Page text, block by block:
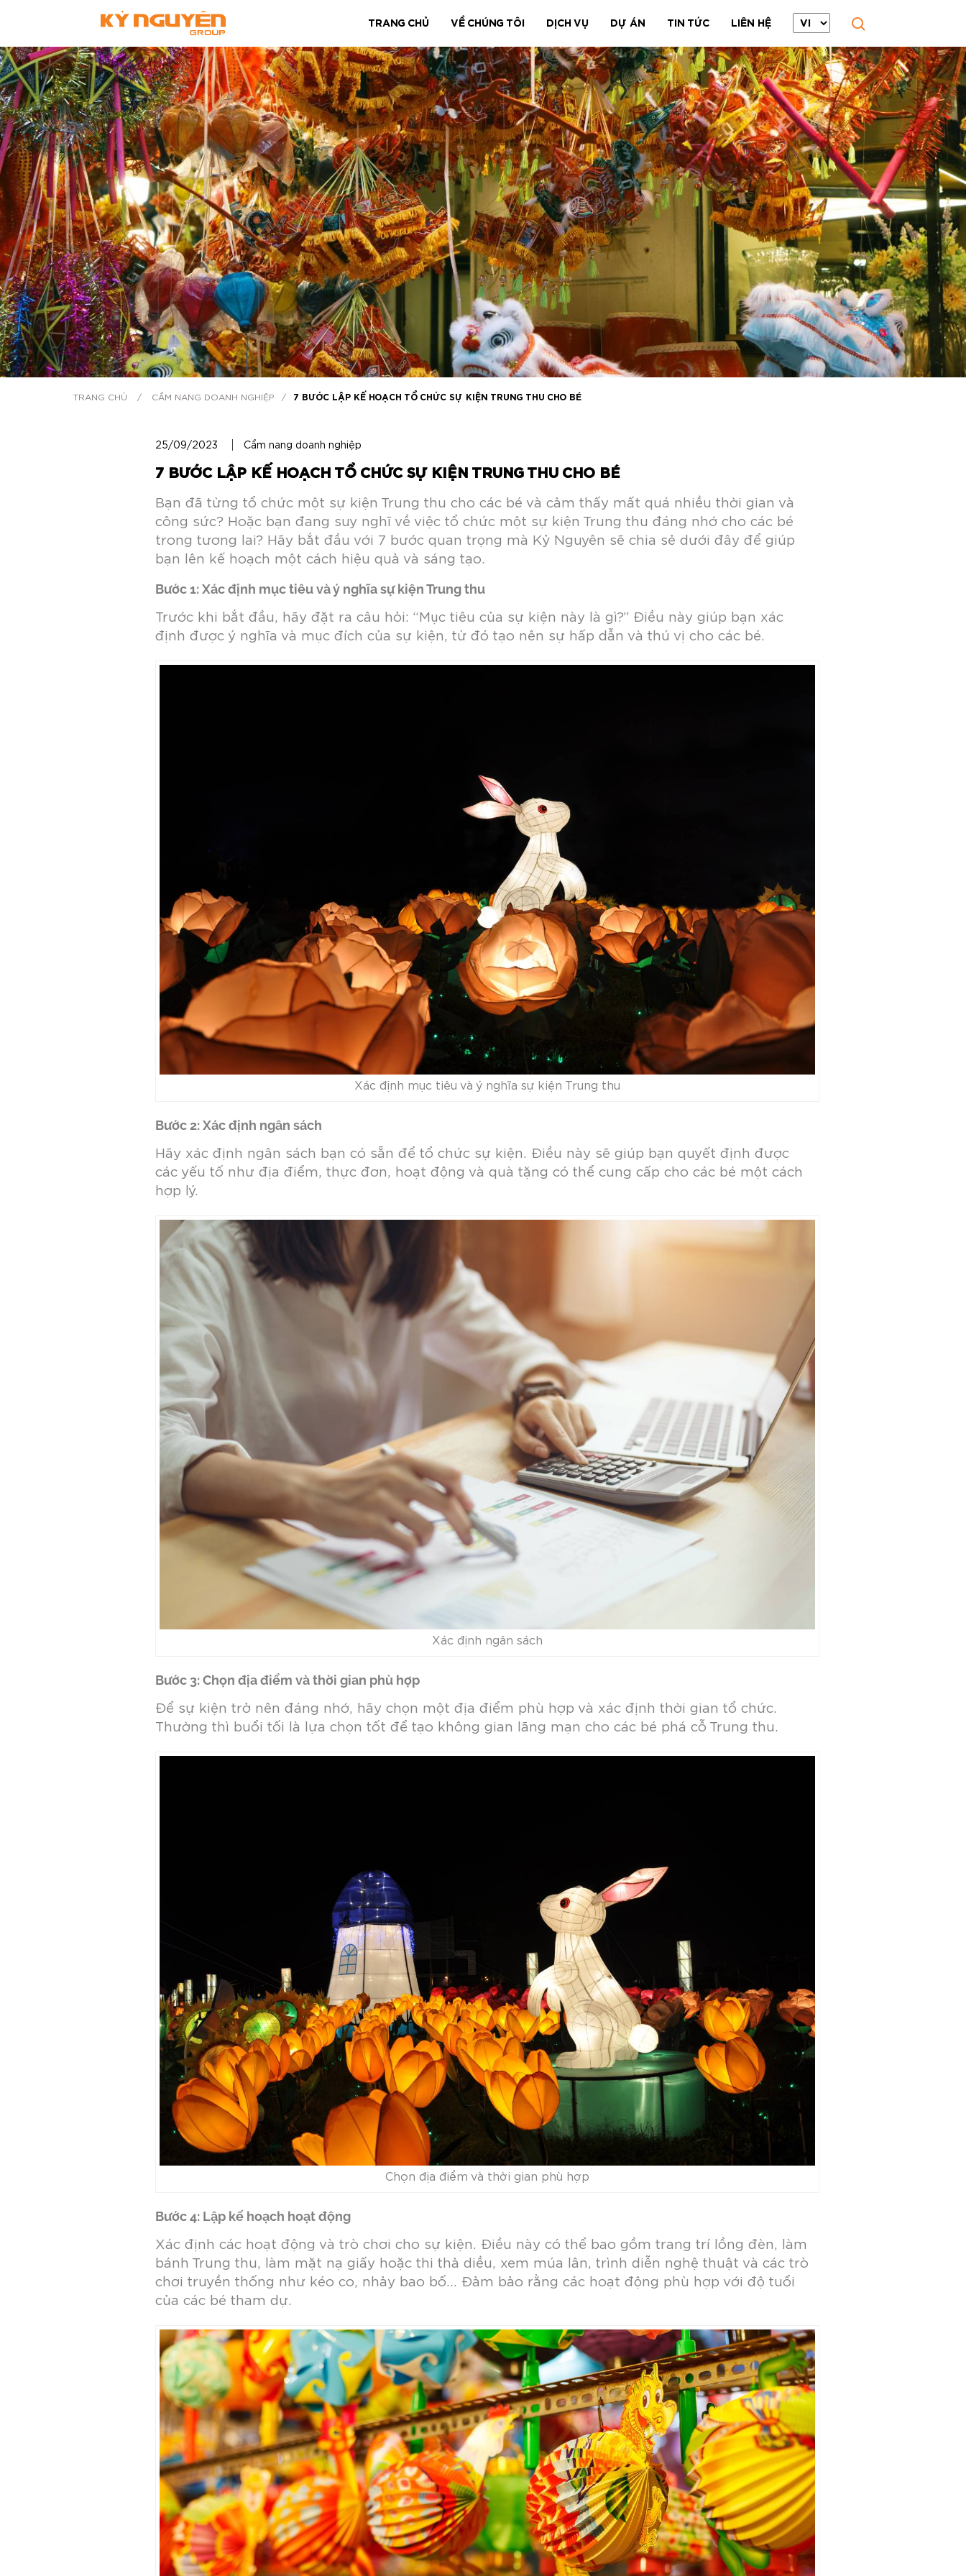
TRANG CHỦ VỀ CHÚNG TÔI DỊCH VỤ DỰ ÁN TIN TỨC LIÊN HỆ
TRANG CHỦ / CẨM NANG DOANH NGHIỆP / 7 BƯỚC LẬP KẾ HOẠCH TỔ CHỨC SỰ KIỆN TRUNG THU CHO BÉ
25/09/2023 Cẩm nang doanh nghiệp
7 BƯỚC LẬP KẾ HOẠCH TỔ CHỨC SỰ KIỆN TRUNG THU CHO BÉ
Bạn đã từng tổ chức một sự kiện Trung thu cho các bé và cảm thấy mất quá nhiều thời gian và
công sức? Hoặc bạn đang suy nghĩ về việc tổ chức một sự kiện Trung thu đáng nhớ cho các bé
trong tương lai? Hãy bắt đầu với 7 bước quan trọng mà Kỷ Nguyên sẽ chia sẻ dưới đây để giúp
bạn lên kế hoạch một cách hiệu quả và sáng tạo.
Bước 1: Xác định mục tiêu và ý nghĩa sự kiện Trung thu
Trước khi bắt đầu, hãy đặt ra câu hỏi: “Mục tiêu của sự kiện này là gì?” Điều này giúp bạn xác
định được ý nghĩa và mục đích của sự kiện, từ đó tạo nên sự hấp dẫn và thú vị cho các bé.
Xác định mục tiêu và ý nghĩa sự kiện Trung thu
Bước 2: Xác định ngân sách
Hãy xác định ngân sách bạn có sẵn để tổ chức sự kiện. Điều này sẽ giúp bạn quyết định được
các yếu tố như địa điểm, thực đơn, hoạt động và quà tặng có thể cung cấp cho các bé một cách
hợp lý.
Xác định ngân sách
Bước 3: Chọn địa điểm và thời gian phù hợp
Để sự kiện trở nên đáng nhớ, hãy chọn một địa điểm phù hợp và xác định thời gian tổ chức.
Thường thì buổi tối là lựa chọn tốt để tạo không gian lãng mạn cho các bé phá cỗ Trung thu.
Chọn địa điểm và thời gian phù hợp
Bước 4: Lập kế hoạch hoạt động
Xác định các hoạt động và trò chơi cho sự kiện. Điều này có thể bao gồm trang trí lồng đèn, làm
bánh Trung thu, làm mặt nạ giấy hoặc thi thả diều, xem múa lân, trình diễn nghệ thuật và các trò
chơi truyền thống như kéo co, nhảy bao bố… Đảm bảo rằng các hoạt động phù hợp với độ tuổi
của các bé tham dự.